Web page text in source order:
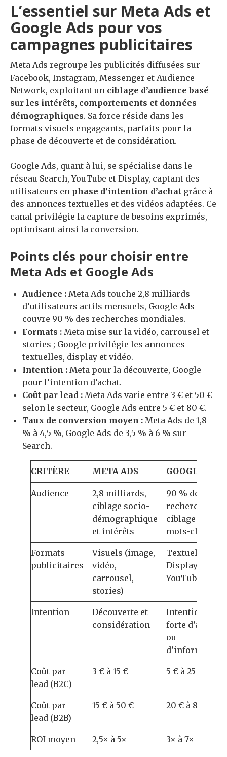
L’essentiel sur Meta Ads et
Google Ads pour vos
campagnes publicitaires
Meta Ads regroupe les publicités diffusées sur
Facebook, Instagram, Messenger et Audience
Network, exploitant un ciblage d’audience basé
sur les intérêts, comportements et données
démographiques. Sa force réside dans les
formats visuels engageants, parfaits pour la
phase de découverte et de considération.
Google Ads, quant à lui, se spécialise dans le
réseau Search, YouTube et Display, captant des
utilisateurs en phase d’intention d’achat grâce à
des annonces textuelles et des vidéos adaptées. Ce
canal privilégie la capture de besoins exprimés,
optimisant ainsi la conversion.
Points clés pour choisir entre
Meta Ads et Google Ads
Audience : Meta Ads touche 2,8 milliards
d’utilisateurs actifs mensuels, Google Ads
couvre 90 % des recherches mondiales.
Formats : Meta mise sur la vidéo, carrousel et
stories ; Google privilégie les annonces
textuelles, display et vidéo.
Intention : Meta pour la découverte, Google
pour l’intention d’achat.
Coût par lead : Meta Ads varie entre 3 € et 50 €
selon le secteur, Google Ads entre 5 € et 80 €.
Taux de conversion moyen : Meta Ads de 1,8
% à 4,5 %, Google Ads de 3,5 % à 6 % sur
Search.
CRITÈRE META ADS GOOGLE ADS
Audience
2,8 milliards,
ciblage socio-
démographique
et intérêts
90 % des
recherches,
ciblage par
mots-clés
Formats
publicitaires
Visuels (image,
vidéo,
carrousel,
stories)
Textuel,
Display, Vidéo
YouTube
Intention
Découverte et
considération
Intention
forte d’achat
ou
d’information
Coût par
lead (B2C)
3 € à 15 € 5 € à 25 €
Coût par
lead (B2B)
15 € à 50 € 20 € à 80 €
ROI moyen 2,5× à 5× 3× à 7×